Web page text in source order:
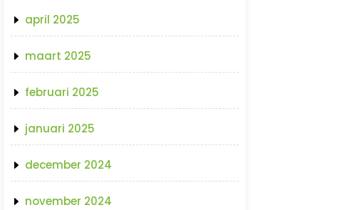
april 2025
maart 2025
februari 2025
januari 2025
december 2024
november 2024